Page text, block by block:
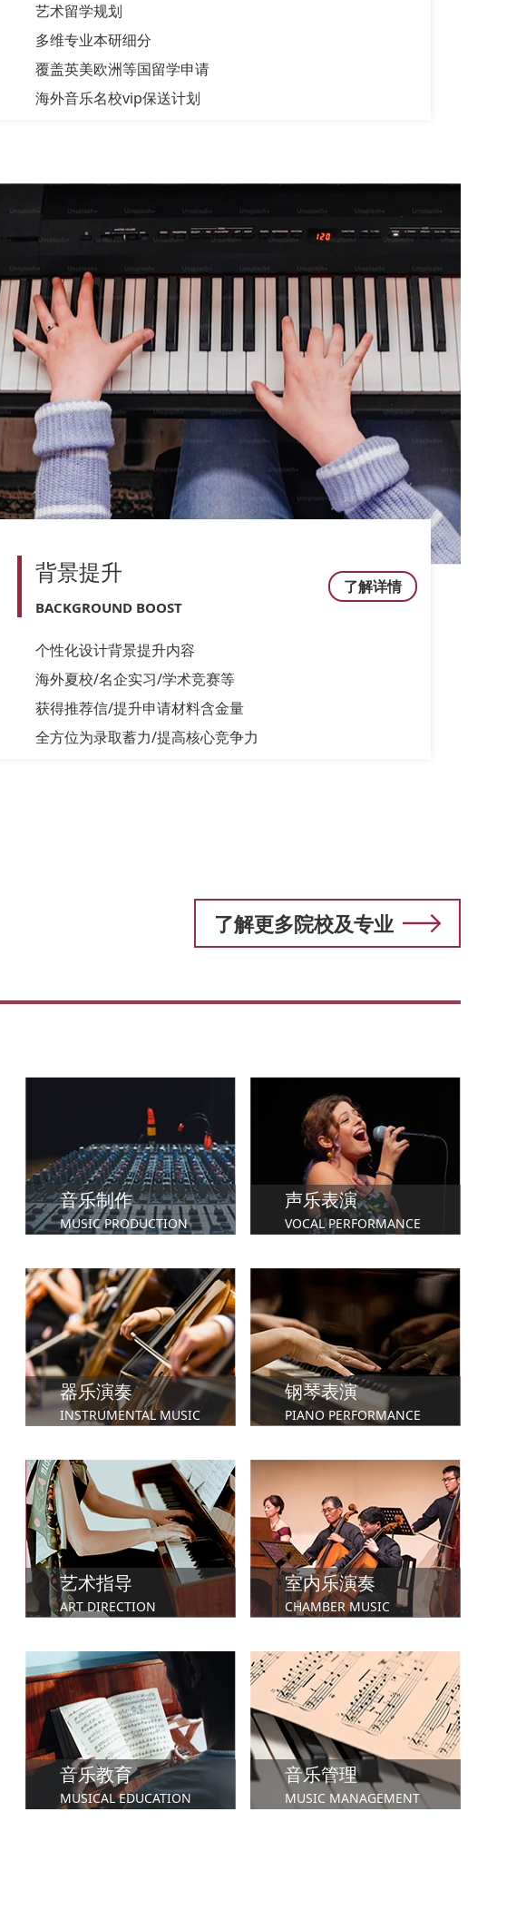
艺术留学规划
多维专业本研细分
覆盖英美欧洲等国留学申请
海外音乐名校vip保送计划
背景提升
BACKGROUND BOOST
了解详情
个性化设计背景提升内容
海外夏校/名企实习/学术竞赛等
获得推荐信/提升申请材料含金量
全方位为录取蓄力/提高核心竞争力
了解更多院校及专业
伦敦大学皇家音乐学院 英国皇家音乐学院 英国北方皇家音乐学院
苏格兰皇家音乐学院 市政厅音乐戏剧学院 英国利兹音乐学院
圣三一拉邦音乐舞蹈学院 伯明翰音乐学院 皇家威尔士音乐与戏剧学院
音乐制作
MUSIC PRODUCTION
声乐表演
VOCAL PERFORMANCE
器乐演奏
INSTRUMENTAL MUSIC
钢琴表演
PIANO PERFORMANCE
艺术指导
ART DIRECTION
室内乐演奏
CHAMBER MUSIC
音乐教育
MUSICAL EDUCATION
音乐管理
MUSIC MANAGEMENT